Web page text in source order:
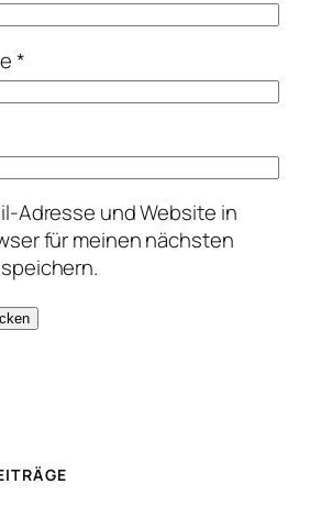
*
Adresse und Website in
für meinen nächsten